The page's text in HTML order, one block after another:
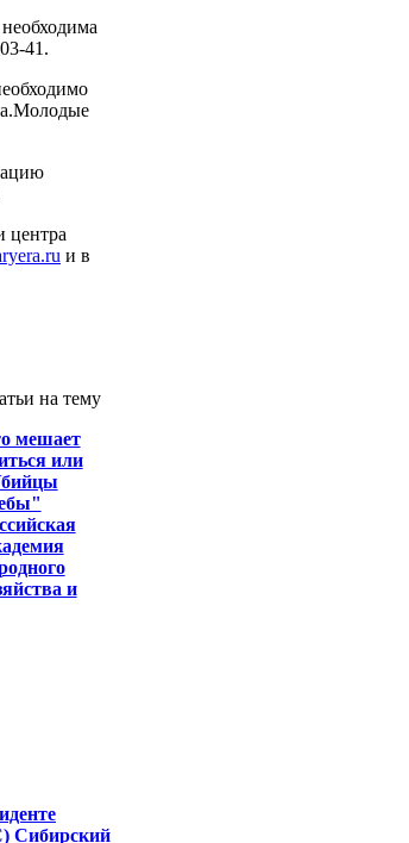
41.
центра
и в
на тему
мешает
или
и
Сибирский